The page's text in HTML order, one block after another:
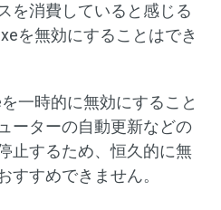
を消費していると感じる
を無効にすることはでき
一時的に無効にすること
ーターの自動更新などの
止するため、恒久的に無
すすめできません。